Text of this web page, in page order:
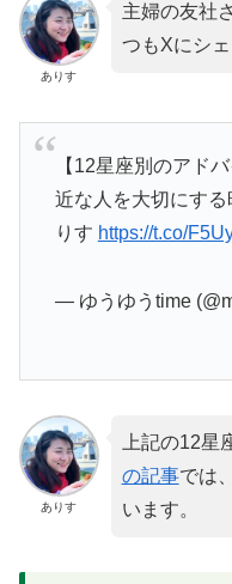
ありす
主婦の友社
つもXにシ
【12星座別のアド
近な人を大切にす
りす https://t.co/
— ゆうゆうtime
ありす
上記の12星
の記事では、
います。